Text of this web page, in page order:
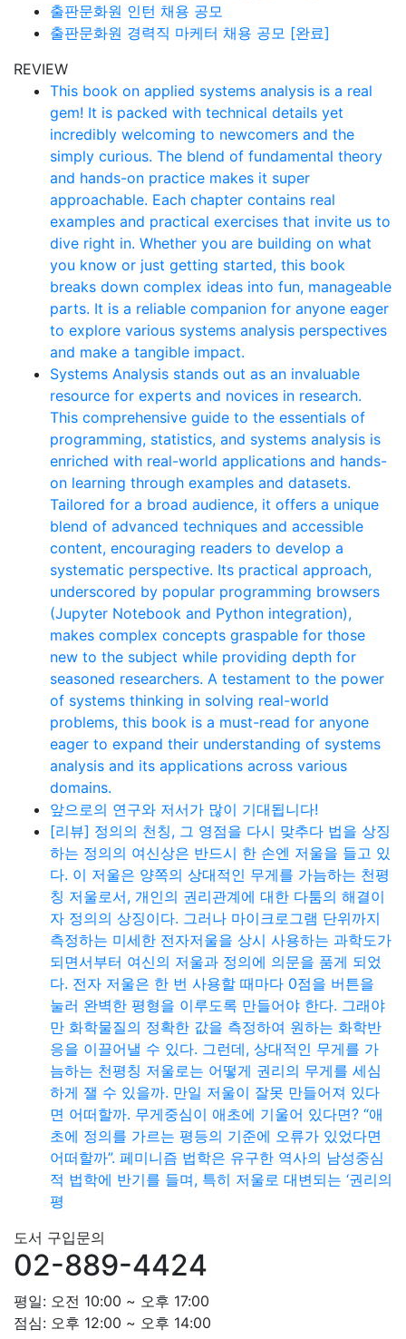
출판문화원 인턴 채용 공모
출판문화원 경력직 마케터 채용 공모 [완료]
REVIEW
This book on applied systems analysis is a real
gem! It is packed with technical details yet
incredibly welcoming to newcomers and the
simply curious. The blend of fundamental theory
and hands-on practice makes it super
approachable. Each chapter contains real
examples and practical exercises that invite us to
dive right in. Whether you are building on what
you know or just getting started, this book
breaks down complex ideas into fun, manageable
parts. It is a reliable companion for anyone eager
to explore various systems analysis perspectives
and make a tangible impact.
Systems Analysis stands out as an invaluable
resource for experts and novices in research.
This comprehensive guide to the essentials of
programming, statistics, and systems analysis is
enriched with real-world applications and hands-
on learning through examples and datasets.
Tailored for a broad audience, it offers a unique
blend of advanced techniques and accessible
content, encouraging readers to develop a
systematic perspective. Its practical approach,
underscored by popular programming browsers
(Jupyter Notebook and Python integration),
makes complex concepts graspable for those
new to the subject while providing depth for
seasoned researchers. A testament to the power
of systems thinking in solving real-world
problems, this book is a must-read for anyone
eager to expand their understanding of systems
analysis and its applications across various
domains.
앞으로의 연구와 저서가 많이 기대됩니다!
[리뷰] 정의의 천칭, 그 영점을 다시 맞추다 법을 상징
하는 정의의 여신상은 반드시 한 손엔 저울을 들고 있
다. 이 저울은 양쪽의 상대적인 무게를 가늠하는 천평
칭 저울로서, 개인의 권리관계에 대한 다툼의 해결이
자 정의의 상징이다. 그러나 마이크로그램 단위까지
측정하는 미세한 전자저울을 상시 사용하는 과학도가
되면서부터 여신의 저울과 정의에 의문을 품게 되었
다. 전자 저울은 한 번 사용할 때마다 0점을 버튼을
눌러 완벽한 평형을 이루도록 만들어야 한다. 그래야
만 화학물질의 정확한 값을 측정하여 원하는 화학반
응을 이끌어낼 수 있다. 그런데, 상대적인 무게를 가
늠하는 천평칭 저울로는 어떻게 권리의 무게를 세심
하게 잴 수 있을까. 만일 저울이 잘못 만들어져 있다
면 어떠할까. 무게중심이 애초에 기울어 있다면? “애
초에 정의를 가르는 평등의 기준에 오류가 있었다면
어떠할까”. 페미니즘 법학은 유구한 역사의 남성중심
적 법학에 반기를 들며, 특히 저울로 대변되는 ‘권리의
평
도서 구입문의
02-889-4424
평일: 오전 10:00 ~ 오후 17:00
점심: 오후 12:00 ~ 오후 14:00